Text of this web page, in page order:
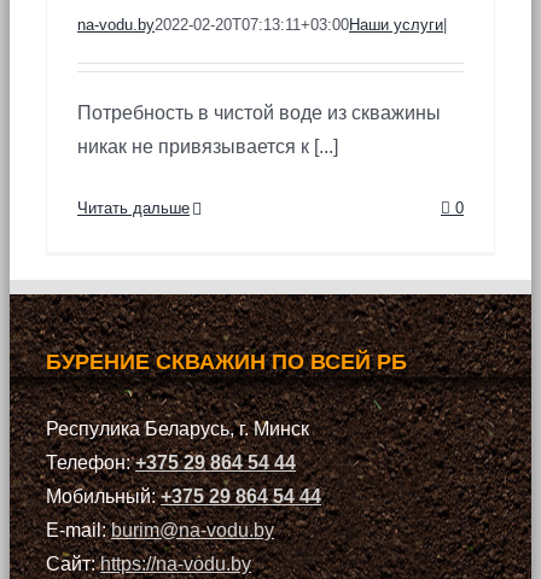
na-vodu.by2022-02-20T07:13:11+03:00Наши услуги
Потребность в чистой воде из скважины
никак не привязывается к [...]
Читать дальше 0
БУРЕНИЕ СКВАЖИН ПО ВСЕЙ РБ
Респулика Беларусь, г. Минск
Телефон:+375 29 864 54 44
Мобильный:+375 29 864 54 44
E-mail:burim@na-vodu.by
Сайт:https://na-vodu.by